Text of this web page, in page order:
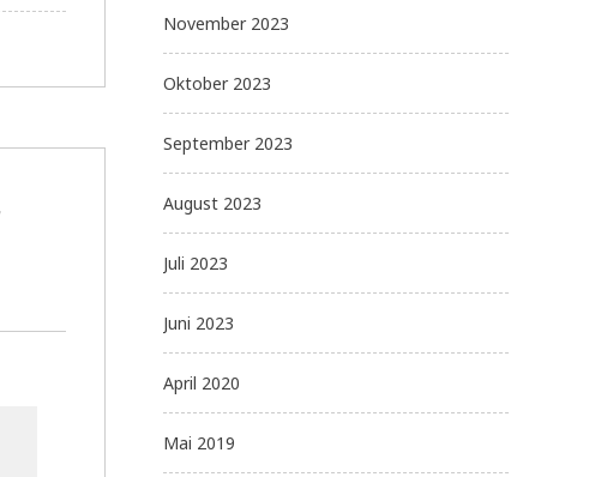
November 2023
Oktober 2023
September 2023
August 2023
Juli 2023
Juni 2023
April 2020
Mai 2019